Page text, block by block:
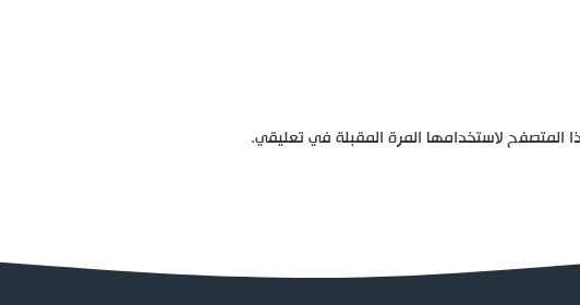
المتصفح لاستخدامها المرة المقبلة في تعليقي.